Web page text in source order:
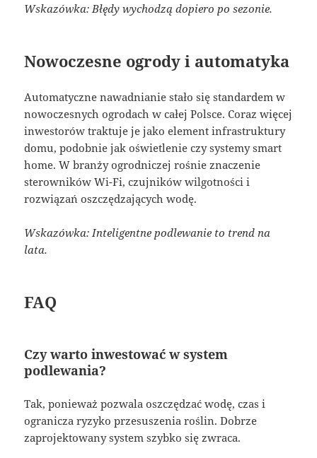
Wskazówka: Błędy wychodzą dopiero po sezonie.
Nowoczesne ogrody i automatyka
Automatyczne nawadnianie stało się standardem w
nowoczesnych ogrodach w całej Polsce. Coraz więcej
inwestorów traktuje je jako element infrastruktury
domu, podobnie jak oświetlenie czy systemy smart
home. W branży ogrodniczej rośnie znaczenie
sterowników Wi-Fi, czujników wilgotności i
rozwiązań oszczędzających wodę.
Wskazówka: Inteligentne podlewanie to trend na
lata.
FAQ
Czy warto inwestować w system
podlewania?
Tak, ponieważ pozwala oszczędzać wodę, czas i
ogranicza ryzyko przesuszenia roślin. Dobrze
zaprojektowany system szybko się zwraca.